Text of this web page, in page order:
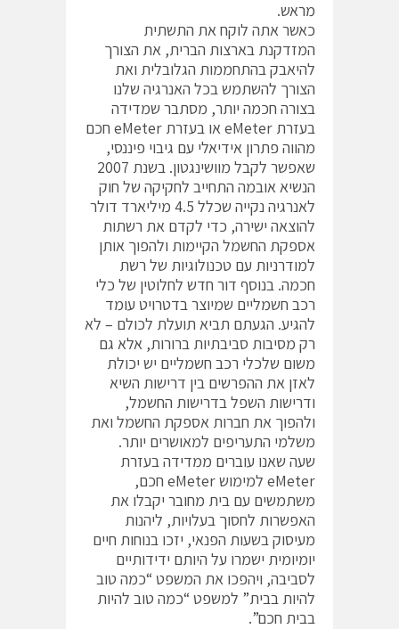
מראש.
כאשר אתה לוקח את התשתית
המזדקנת בארצות הברית, את הצורך
להיאבק בהתחממות הגלובלית ואת
הצורך להשתמש בכל האנרגיה שלנו
בצורה חכמה יותר, מסתבר שמדידה
בעזרת eMeter או בעזרת eMeter חכם
מהווה פתרון אידיאלי עם גיבוי פיננסי,
שאפשר לקבל מוושינגטון. בשנת 2007
הנשיא אובמה התחייב לחקיקה של חוק
לאנרגיה נקייה שכלל 4.5 מיליארד דולר
להוצאה ישירה, כדי לקדם את רשתות
אספקת החשמל הקיימות ולהפוך אותן
למודרניות עם טכנולוגיות של רשת
חכמה. בנוסף דור חדש לחלוטין של כלי
רכב חשמליים שמיוצר בדטרויט עומד
להגיע. הגעתם תביא תועלת לכולם – לא
רק מסיבות סביבתיות ברורות, אלא גם
משום שלכלי רכב חשמליים יש יכולת
לאזן את ההפרשים בין דרישות השיא
ודרישות השפל בדרישות החשמל,
ולהפוך את חברות אספקת החשמל ואת
משלמי התעריפים למאושרים יותר.
שעה שאנו עוברים ממדידה בעזרת
eMeter למימוש eMeter חכם,
משתמשים עם בית מחובר יקבלו את
האפשרות לחסוך בעלויות, ליהנות
מעיסוק בשעות הפנאי, יזכו בנוחות חיים
יומיומית ישמרו על היותם ידידותיים
לסביבה, ויהפכו את המשפט “כמה טוב
להיות בבית” למשפט “כמה טוב להיות
בבית חכם”.